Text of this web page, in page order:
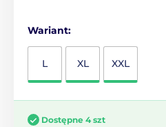
Wariant:
L XL XXL
Dostępne 4 szt